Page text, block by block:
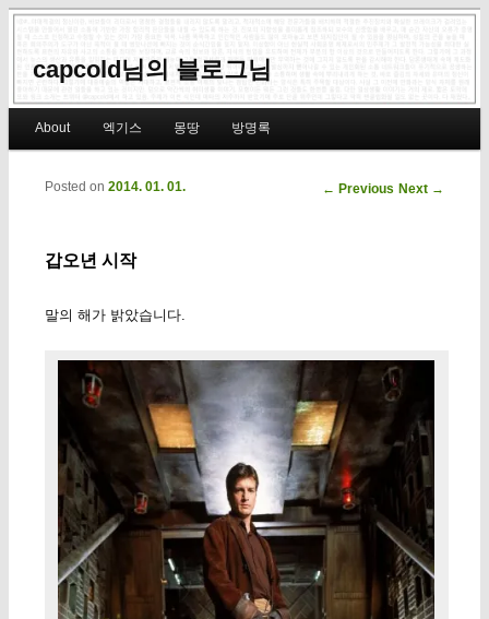
capcold님의 블로그님
Skip to primary content
Skip to secondary content
About 엑기스 몽땅 방명록
Post navigation
← Previous Next →
갑오년 시작
Posted on 2014. 01. 01.
말의 해가 밝았습니다.